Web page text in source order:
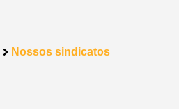
Nossos sindicatos